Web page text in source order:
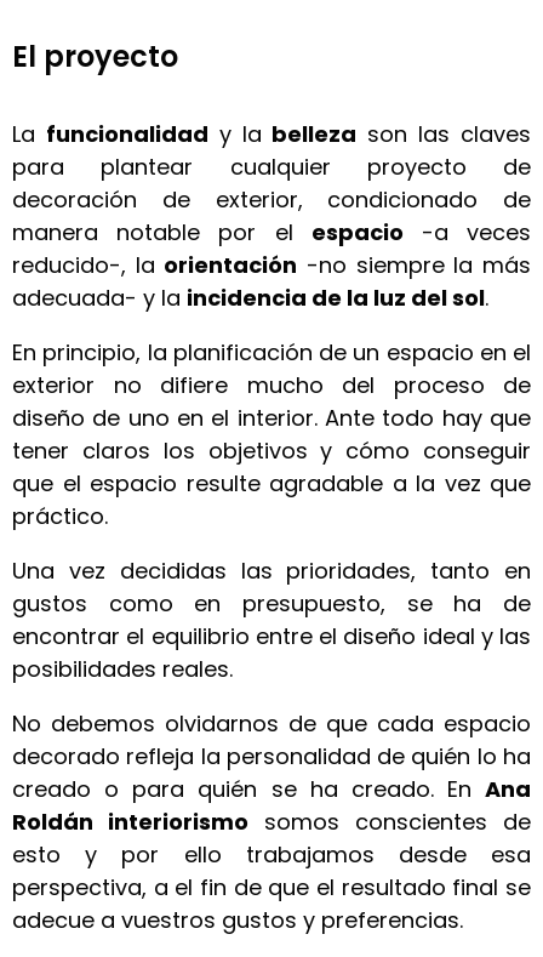
El proyecto
La funcionalidad y la belleza son las claves
para plantear cualquier proyecto de
decoración de exterior, condicionado de
manera notable por el espacio -a veces
reducido-, la orientación -no siempre la más
adecuada- y la incidencia de la luz del sol.
En principio, la planificación de un espacio en el
exterior no difiere mucho del proceso de
diseño de uno en el interior. Ante todo hay que
tener claros los objetivos y cómo conseguir
que el espacio resulte agradable a la vez que
práctico.
Una vez decididas las prioridades, tanto en
gustos como en presupuesto, se ha de
encontrar el equilibrio entre el diseño ideal y las
posibilidades reales.
No debemos olvidarnos de que cada espacio
decorado refleja la personalidad de quién lo ha
creado o para quién se ha creado. En Ana
Roldán interiorismo somos conscientes de
esto y por ello trabajamos desde esa
perspectiva, a el fin de que el resultado final se
adecue a vuestros gustos y preferencias.